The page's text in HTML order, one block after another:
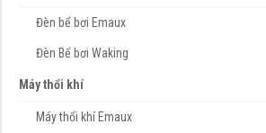
Đèn bể bơi Emaux
Đèn Bể bơi Waking
Máy thổi khí
Máy thổi khí Emaux